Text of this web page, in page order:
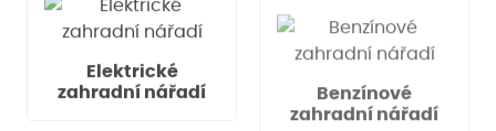
zahradní nářadí
zahradní nářadí